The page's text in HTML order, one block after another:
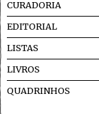
CURADORIA
EDITORIAL
LISTAS
LIVROS
QUADRINHOS